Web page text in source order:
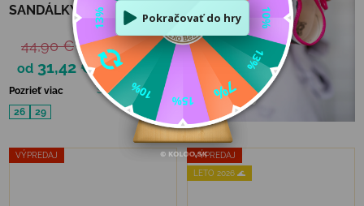
SANDÁLKY FLEXI NENS -
CAPRONE VAQUERO
od 31,42 €
44,90 €
Pozrieť viac Skladom
(2 ks)
26
29
Papučky
VÝPREDAJ
VÝPREDAJ
LETO 2026 🌊